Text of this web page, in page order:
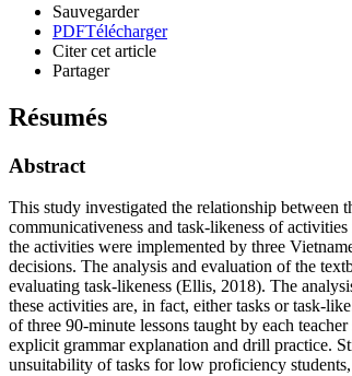
Sauvegarder
PDFTélécharger
Citer cet article
Partager
Résumés
Abstract
This study investigated the relationship between
communicativeness and task-likeness of
the activities were implemented by three
decisions. The analysis and evaluation of the
evaluating task-likeness (Ellis, 2018). The
these activities are, in fact, either tasks or task-
of three 90-minute lessons taught by each
explicit grammar explanation and drill practice.
unsuitability of tasks for low proficiency